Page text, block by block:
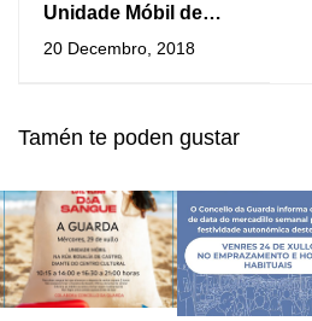
Unidade Móbil de
inspección técnica de
20 Decembro, 2018
Tamén te poden gustar